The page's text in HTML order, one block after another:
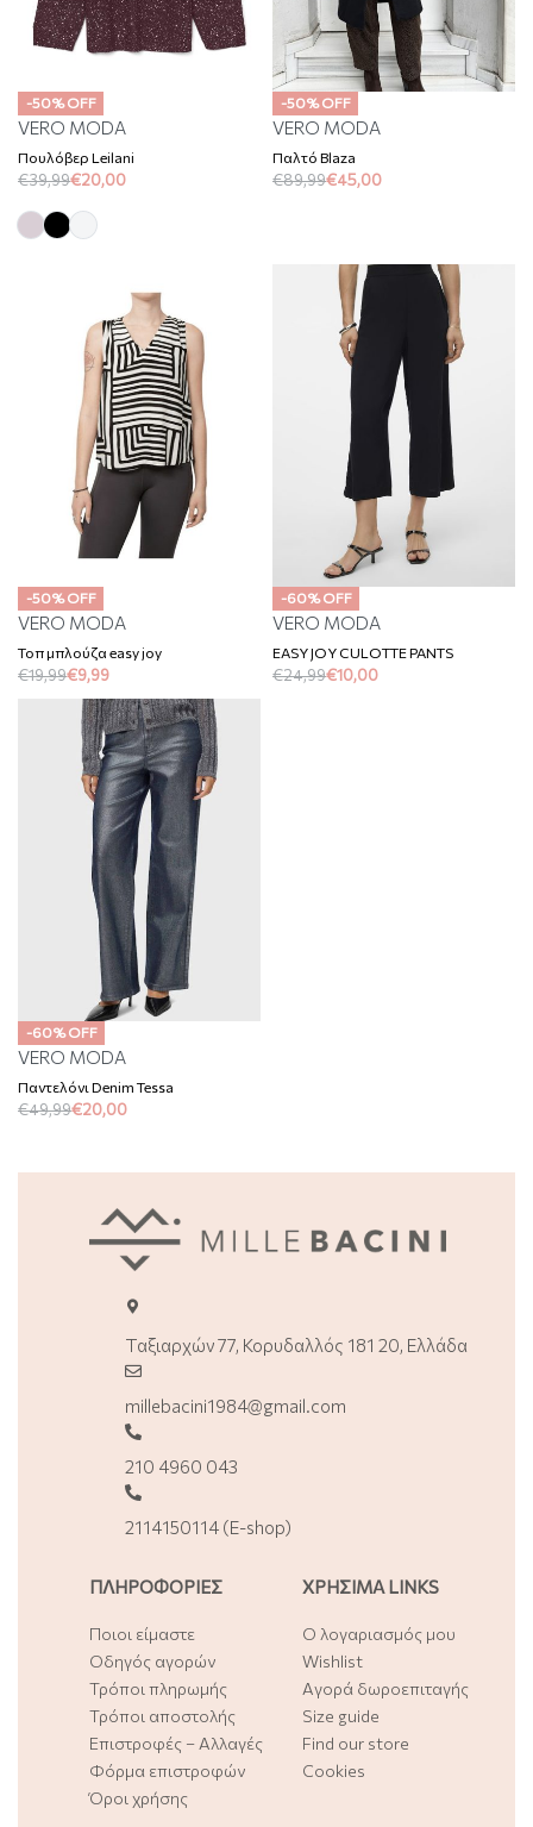
-50% OFF
VERO MODA
Πουλόβερ Leilani
€39,99€20,00
-50% OFF
VERO MODA
Παλτό Blaza
€89,99€45,00
-50% OFF
VERO MODA
Τοπ μπλούζα easy joy
€19,99€9,99
-60% OFF
VERO MODA
EASY JOY CULOTTE PANTS
€24,99€10,00
-60% OFF
VERO MODA
Παντελόνι Denim Tessa
€49,99€20,00
Ταξιαρχών 77, Κορυδαλλός 181 20, Ελλάδα
millebacini1984@gmail.com
210 4960 043
2114150114 (E-shop)
ΠΛΗΡΟΦΟΡΙΕΣ
Ποιοι είμαστε
Οδηγός αγορών
Τρόποι πληρωμής
Τρόποι αποστολής
Επιστροφές – Αλλαγές
Φόρμα επιστροφών
Όροι χρήσης
ΧΡΗΣΙΜΑ LINKS
Ο λογαριασμός μου
Wishlist
Αγορά δωροεπιταγής
Size guide
Find our store
Cookies